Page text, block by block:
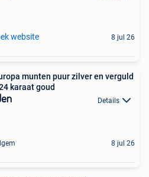
website 8 jul 26
munten puur zilver en verguld
karaat goud
Details
8 jul 26